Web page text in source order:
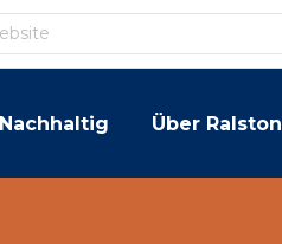
Nachhaltig Über Ralston